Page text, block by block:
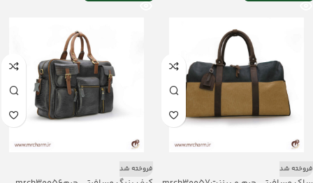
فروخته شد فروخته شد